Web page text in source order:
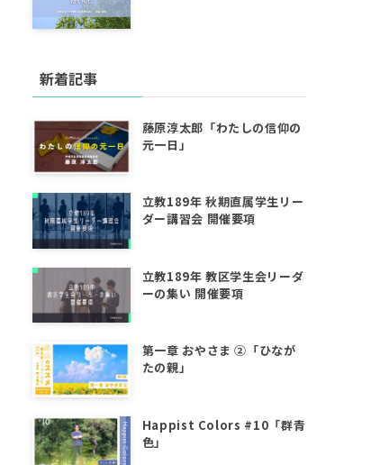
新着記事
藤原淳太郎「わたしの信仰の
元一日」
立教189年 秋期直属学生リー
ダー講習会 開催要項
立教189年 教区学生会リーダ
ーの集い 開催要項
第一章 おやさま ②「ひなが
たの親」
Happist Colors #10「群青
色」